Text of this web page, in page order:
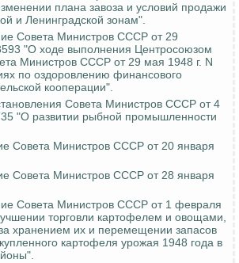
плана завоза и условий продажи
и Ленинградской зонам".
Совета Министров СССР от 29
"О ходе выполнения Центросоюзом
Министров СССР от 29 мая 1948 г. N
по оздоровлению финансового
кооперации".
Совета Министров СССР от 4
"О развитии рыбной промышленности
Совета Министров СССР от 20 января
Совета Министров СССР от 28 января
Совета Министров СССР от 1 февраля
торговли картофелем и овощами,
хранением их и перемещении запасов
картофеля урожая 1948 года в